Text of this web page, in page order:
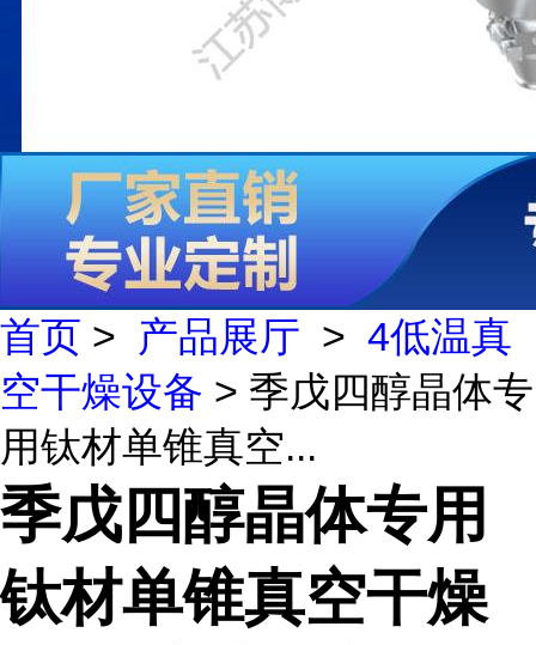
首页 > 产品展厅 > 4低温真
空干燥设备 > 季戊四醇晶体专
用钛材单锥真空...
季戊四醇晶体专用
钛材单锥真空干燥